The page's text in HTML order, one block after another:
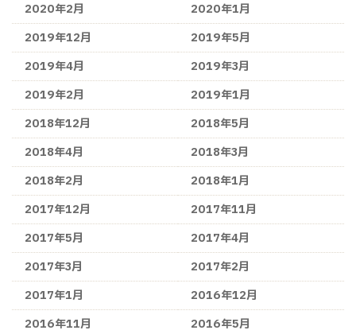
2020年2月
2020年1月
2019年12月
2019年5月
2019年4月
2019年3月
2019年2月
2019年1月
2018年12月
2018年5月
2018年4月
2018年3月
2018年2月
2018年1月
2017年12月
2017年11月
2017年5月
2017年4月
2017年3月
2017年2月
2017年1月
2016年12月
2016年11月
2016年5月